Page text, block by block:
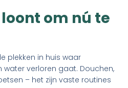
om nú te
plekken in huis waar
verloren gaat. Douchen,
– het zijn vaste routines